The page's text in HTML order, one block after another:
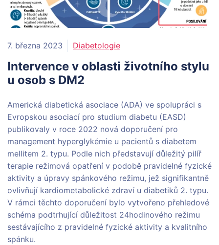
7. března 2023 Diabetologie
Intervence v oblasti životního stylu
u osob s DM2
Americká diabetická asociace (ADA) ve spolupráci s
Evropskou asociací pro studium diabetu (EASD)
publikovaly v roce 2022 nová doporučení pro
management hyperglykémie u pacientů s diabetem
mellitem 2. typu. Podle nich představují důležitý pilíř
terapie režimová opatření v podobě pravidelné fyzické
aktivity a úpravy spánkového režimu, jež signifikantně
ovlivňují kardiometabolické zdraví u diabetiků 2. typu.
V rámci těchto doporučení bylo vytvořeno přehledové
schéma podtrhující důležitost 24hodinového režimu
sestávajícího z pravidelné fyzické aktivity a kvalitního
spánku.